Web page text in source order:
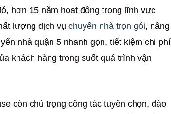
hơn 15 năm hoạt động trong lĩnh vực
lượng dịch vụ chuyển nhà trọn gói, nâng
nhà quận 5 nhanh gọn, tiết kiệm chi phí
khách hàng trong suốt quá trình vận
còn chú trọng công tác tuyển chọn, đào